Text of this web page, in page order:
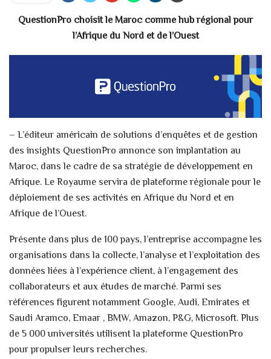
QuestionPro choisit le Maroc comme hub régional pour
l’Afrique du Nord et de l’Ouest
– L’éditeur américain de solutions d’enquêtes et de gestion
des insights QuestionPro annonce son implantation au
Maroc, dans le cadre de sa stratégie de développement en
Afrique. Le Royaume servira de plateforme régionale pour le
déploiement de ses activités en Afrique du Nord et en
Afrique de l’Ouest.
Présente dans plus de 100 pays, l’entreprise accompagne les
organisations dans la collecte, l’analyse et l’exploitation des
données liées à l’expérience client, à l’engagement des
collaborateurs et aux études de marché. Parmi ses
références figurent notamment Google, Audi, Emirates et
Saudi Aramco, Emaar , BMW, Amazon, P&G, Microsoft. Plus
de 5 000 universités utilisent la plateforme QuestionPro
pour propulser leurs recherches.